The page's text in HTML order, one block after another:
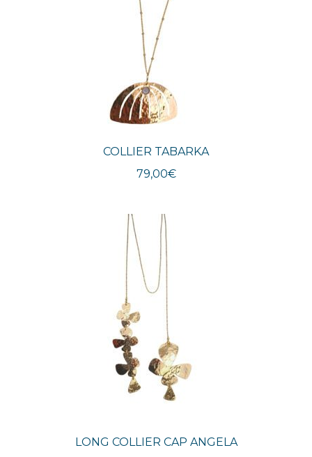
COLLIER TABARKA
79,00€
LONG COLLIER CAP ANGELA